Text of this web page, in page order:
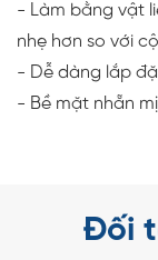
- Làm bằng vật
nhẹ hơn so với
- Dễ dàng lắp
- Bề mặt nhẵn
Đối